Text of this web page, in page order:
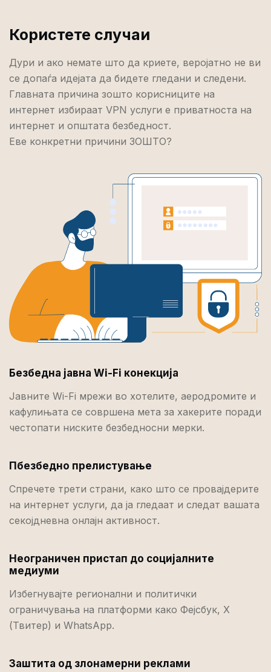
Користете случаи
Дури и ако немате што да криете, веројатно не ви
се допаѓа идејата да бидете гледани и следени.
Главната причина зошто корисниците на
интернет избираат VPN услуги е приватноста на
интернет и општата безбедност.
Еве конкретни причини ЗОШТО?
Безбедна јавна Wi-Fi конекција
Јавните Wi-Fi мрежи во хотелите, аеродромите и
кафулињата се совршена мета за хакерите поради
честопати ниските безбедносни мерки.
Пбезбедно прелистување
Спречете трети страни, како што се провајдерите
на интернет услуги, да ја гледаат и следат вашата
секојдневна онлајн активност.
Неограничен пристап до социјалните
медиуми
Избегнувајте регионални и политички
ограничувања на платформи како Фејсбук, Х
(Твитер) и WhatsApp.
Заштита од злонамерни реклами